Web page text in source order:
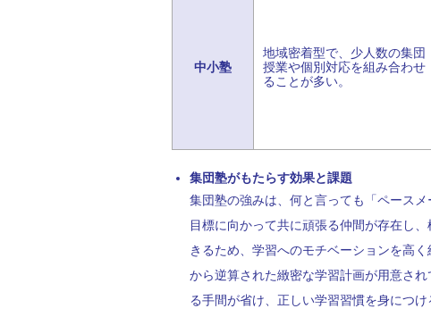
中小塾
地域密着型で、少人数の集団
授業や個別対応を組み合わせ
ることが多い。
集団塾がもたらす効果と課題
集団塾の強みは、何と言っても「ペース
目標に向かって共に頑張る仲間が存在し
きるため、学習へのモチベーションを高
から逆算された緻密な学習計画が用意さ
る手間が省け、正しい学習習慣を身につけ